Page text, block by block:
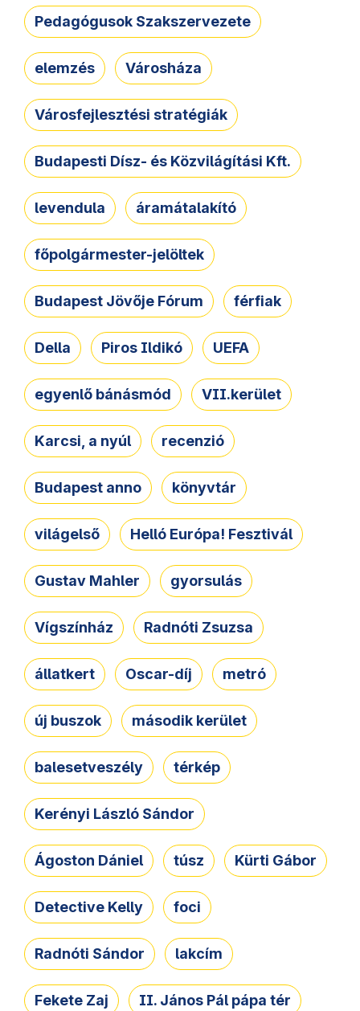
Pedagógusok Szakszervezete
elemzés Városháza
Városfejlesztési stratégiák
Budapesti Dísz- és Közvilágítási Kft.
levendula áramátalakító
főpolgármester-jelöltek
Budapest Jövője Fórum férfiak
Della Piros Ildikó UEFA
egyenlő bánásmód VII.kerület
Karcsi, a nyúl recenzió
Budapest anno könyvtár
világelső Helló Európa! Fesztivál
Gustav Mahler gyorsulás
Vígszínház Radnóti Zsuzsa
állatkert Oscar-díj metró
új buszok második kerület
balesetveszély térkép
Kerényi László Sándor
Ágoston Dániel túsz Kürti Gábor
Detective Kelly foci
Radnóti Sándor lakcím
Fekete Zaj II. János Pál pápa tér